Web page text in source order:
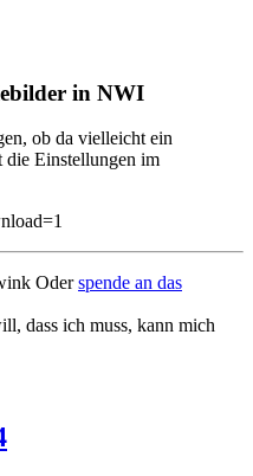
in NWI
ob da vielleicht ein
die Einstellungen im
Oderspende an das
dass ich muss, kann mich